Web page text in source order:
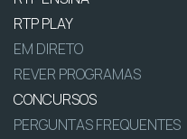
RTP PLAY
EM DIRETO
REVER PROGRAMAS
CONCURSOS
PERGUNTAS FREQUENTES